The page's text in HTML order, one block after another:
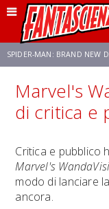
SPIDER-MAN: BRAND NEW
FRANCO RICCIARDIELLO
Marvel's
di critica e
Critica e pubblico
Marvel's
modo di lanciare
ancora.